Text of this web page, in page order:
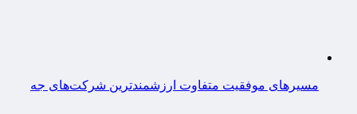
مسیرهای موفقیت متفاوت ارزشمندترین شرکت‌های جه